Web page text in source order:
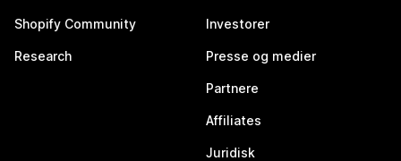
Shopify Community
Research
Investorer
Presse og medier
Partnere
Affiliates
Juridisk